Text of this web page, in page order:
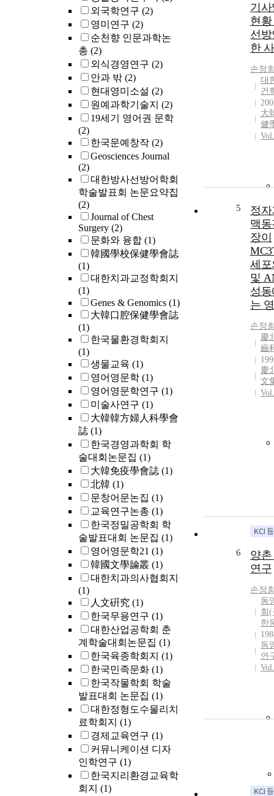
외국학연구 (2)
영미연구 (2)
순천향 인문과학논
총 (2)
외식경영연구 (2)
안과 밖 (2)
현대영미소설 (2)
원예과학기술지 (2)
19세기 영어권 문학
(2)
한국문예창작 (2)
Geosciences Journal
(2)
대한방사선방어학회
학술발표회 논문요약집
(2)
Journal of Chest
Surgery (2)
문화와 융합 (1)
韓國學校保健學會誌
(1)
대한치과교정학회지
(1)
Genes & Genomics (1)
大韓口腔保健學會誌
(1)
한국물환경학회지
(1)
생물교육 (1)
영어영문학 (1)
영어영문학연구 (1)
미술사연구 (1)
大韓韓方婦人科學會
誌 (1)
한국경영과학회 학
술대회논문집 (1)
大韓免疫學會誌 (1)
北韓 (1)
문창어문논집 (1)
교육연구논총 (1)
한국정밀공학회 학
술발표대회 논문집 (1)
영어영문학21 (1)
韓國文學論叢 (1)
대한치과의사협회지
(1)
人文硏究 (1)
한국무용연구 (1)
대한산업공학회 춘
계학술대회논문집 (1)
한국육종학회지 (1)
한국민족문화 (1)
한국작물학회 학술
발표대회 논문집 (1)
대한정형도수물리치
료학회지 (1)
경제교육연구 (1)
커뮤니케이션 디자
인학연구 (1)
한국지리환경교육학
회지 (1)
기
현
선
한
손정
대
건
大
健
5
정
맥
장이
세포
및
성
는
손정
慶
齒
慶
文
6
양
연구
손정
동
회(
한
동
연